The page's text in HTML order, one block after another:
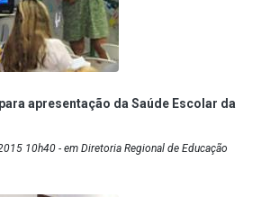
apresentação da Saúde Escolar da
10h40 - em Diretoria Regional de Educação